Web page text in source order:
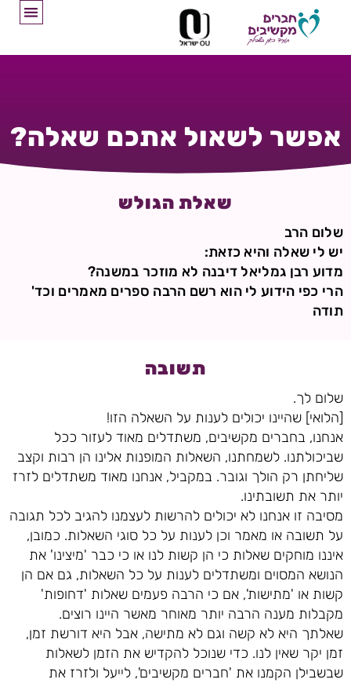
אפשר לשאול אתכם שאלה?
שאלת הגולש
שלום הרב
יש לי שאלה והיא כזאת:
מדוע רבן גמליאל דיבנה לא מוזכר במשנה?
הרי כפי הידוע לי הוא רשם הרבה ספרים מאמרים וכד'
תודה
תשובה
שלום לך.
[הלואי] שהיינו יכולים לענות על השאלה הזו!
אנחנו, בחברים מקשיבים, משתדלים מאוד לעזור ככל
שביכולתנו. לשמחתנו, השאלות המופנות אלינו הן רבות וקצב
שליחתן רק הולך וגובר. במקביל, אנחנו מאוד משתדלים לזרז
יותר את תשובתינו.
מסיבה זו אנחנו לא יכולים להרשות לעצמנו להגיב לכל תגובה
על תשובה או מאמר וכן לענות על כל סוגי השאלות. כמובן,
איננו מוחקים שאלות כי הן קשות לנו או כי כבר 'מיצינו' את
הנושא המסוים ומשתדלים לענות על כל השאלות, גם אם הן
קשות או 'מתישות', אם כי הרבה פעמים שאלות 'דחופות'
מקבלות מענה הרבה יותר מאוחר מאשר היינו רוצים.
שאלתך היא לא קשה וגם לא מתישה, אבל היא דורשת זמן,
זמן יקר שאין לנו. כדי שנוכל להקדיש את הזמן לשאלות
שבשבילן הקמנו את 'חברים מקשיבים', לייעל ולזרז את